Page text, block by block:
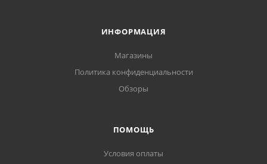
ИНФОРМАЦИЯ
Магазины
Политика конфиденциальности
Обзоры
ПОМОЩЬ
Условия оплаты